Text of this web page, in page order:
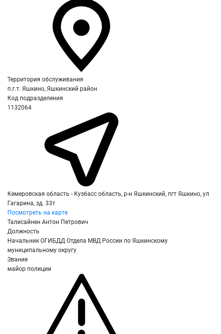
Территория обслуживания
п.г.т. Яшкино, Яшкинский район
Код подразделения
1132064
Кемеровская область - Кузбасс область, р-н Яшкинский, пгт Яшкино, ул
Гагарина, зд. 33т
Посмотреть на карте
Талисайнен Антон Петрович
Должность
Начальник ОГИБДД Отдела МВД России по Яшкинскому
муниципальному округу
Звание
майор полиции